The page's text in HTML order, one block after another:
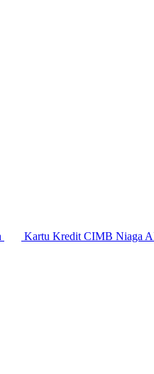
Kartu Kredit CIMB Niaga